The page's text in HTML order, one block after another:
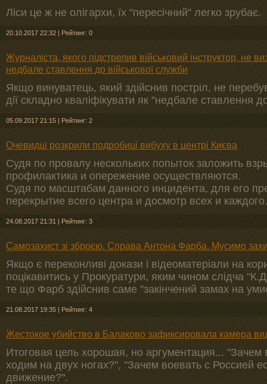
Ліси це ж не олігархи, їх "пересічний" легко зрубає.
20.10.2017 22:32 | Рейтинг: 0
Журналіста, якого підстрелив військовий інструктор, не
недбале ставлення до військової служби
Якщо винуватець, який здійснив постріл, не
дії складно кваліфікувати як "недбале ставлення
05.09.2017 21:15 | Рейтинг: 2
Очевидці розкрили подробиці вибуху в центрі Києва
Судя по провалу нескольких попыток заложить
профилактика и опережение осуществляются.
Судя по масштабам данного инцидента, для его
перекрытие всего центра и досмотр всех и каждого.
24.08.2017 21:31 | Рейтинг: 3
Самозахист зі зброєю. Справа Антона Фарба. Мусимо
Якщо є переконливі докази і відеоматеріали на
поцікавитись у Прокуратури, яким чином слідча
те що Фарб здійснив саме "закінчений замах на
21.08.2017 19:35 | Рейтинг: 4
Жестокое убийство в Балаково зафиксировала камера
Итоговая цель хорошая, но аргументация...
ходим на двух ногах?", "Зачем воевать с Россией
движение?".